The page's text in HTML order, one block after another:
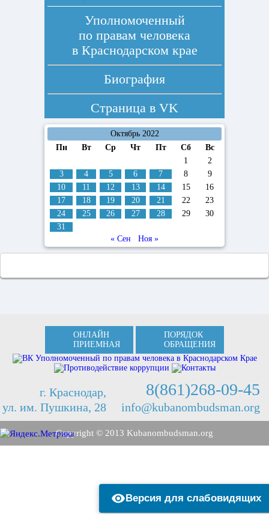
Уполномоченный
по правам человека
в Краснодарском крае
Биография
Страница в VK
Октябрь 2022
Пн
Вт Ср Чт Пт Сб
Вс
1
2
3
4 5 6 7 8
9
10
11 12 13 14 15
16
17
18 19 20 21 22
23
24
25 26 27 28 29
30
31
« Сен
Ноя »
ОНЛАЙН
ПРИЕМНАЯ
ПОРЯДОК
ОБРАЩЕНИЯ
г. Краснодар,
ул. им. Пушкина, 28
8(861)268-09-45
info@kubanombudsman.org
Copyright © 2013 Kubanombudsman.org
Версия для слабовидящих